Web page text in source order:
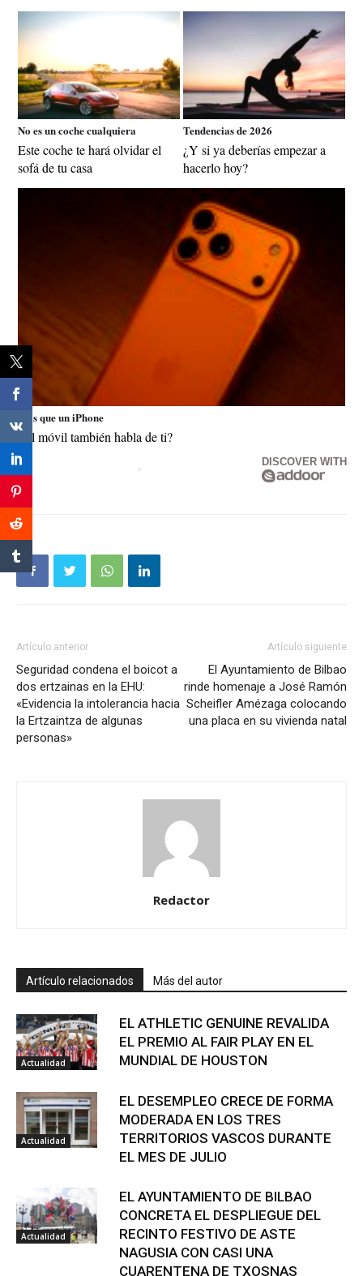
No es un coche cualquiera
Este coche te hará olvidar el
sofá de tu casa
Tendencias de 2026
¿Y si ya deberías empezar a
hacerlo hoy?
Más que un iPhone
¿El móvil también habla de ti?
DISCOVER WITH
Artículo anterior
Seguridad condena el boicot a
dos ertzainas en la EHU:
«Evidencia la intolerancia hacia
la Ertzaintza de algunas
personas»
Artículo siguiente
El Ayuntamiento de Bilbao
rinde homenaje a José Ramón
Scheifler Amézaga colocando
una placa en su vivienda natal
Redactor
Artículo relacionados Más del autor
Actualidad
EL ATHLETIC GENUINE REVALIDA
EL PREMIO AL FAIR PLAY EN EL
MUNDIAL DE HOUSTON
Actualidad
EL DESEMPLEO CRECE DE FORMA
MODERADA EN LOS TRES
TERRITORIOS VASCOS DURANTE
EL MES DE JULIO
Actualidad
EL AYUNTAMIENTO DE BILBAO
CONCRETA EL DESPLIEGUE DEL
RECINTO FESTIVO DE ASTE
NAGUSIA CON CASI UNA
CUARENTENA DE TXOSNAS